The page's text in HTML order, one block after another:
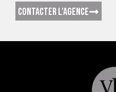
CONTACTER L'AGENCE